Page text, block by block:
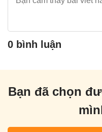
0 bình luận
Bạn đã chọn